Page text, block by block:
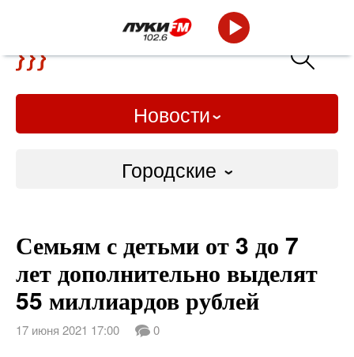
Новости
Городские
Слово Дело
Народные
ВТРК
Семьям с детьми от 3 до 7
лет дополнительно выделят
55 миллиардов рублей
17 июня 2021 17:00 0